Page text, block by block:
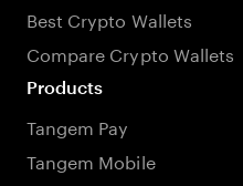
Récupération du code d'accès
Oui
Dimension 85,6 mm
Best Crypto Wallets
Compare Crypto Wallets
Products
Tangem Pay
Tangem Mobile